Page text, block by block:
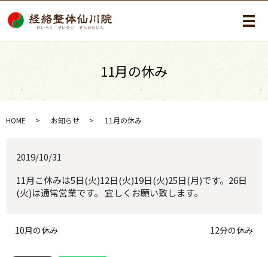
メ
11月の休み
HOME お知らせ 11月の休み
2019/10/31
11月こ休みは5日(火)12日(火)19日(火)25日(月)です。26日
(火)は通常営業です。 宜しくお願い致します。
10月の休み 12分の休み